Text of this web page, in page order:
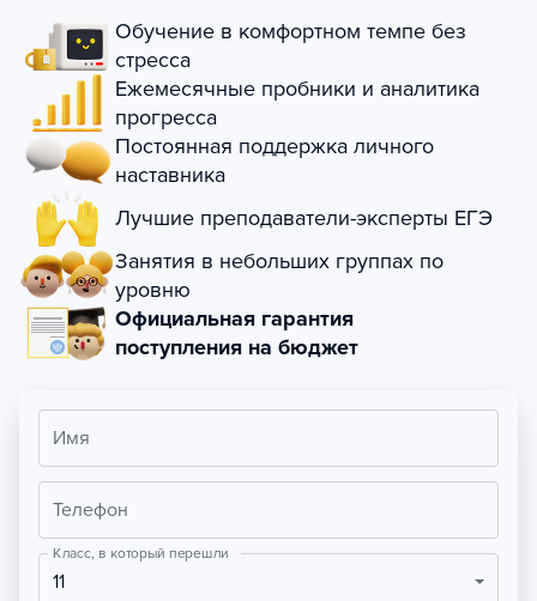
Обучение в комфортном темпе без
стресса
Ежемесячные пробники и аналитика
прогресса
Постоянная поддержка личного
наставника
Лучшие преподаватели-эксперты ЕГЭ
Занятия в небольших группах по
уровню
Официальная гарантия
поступления на бюджет
Имя
Телефон
Класс, в который перешли
11